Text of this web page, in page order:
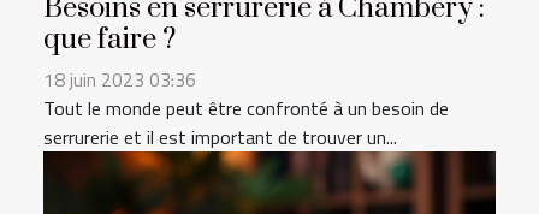
Besoins en serrurerie à Chambéry :
que faire ?
18 juin 2023 03:36
Tout le monde peut être confronté à un besoin de
serrurerie et il est important de trouver un...